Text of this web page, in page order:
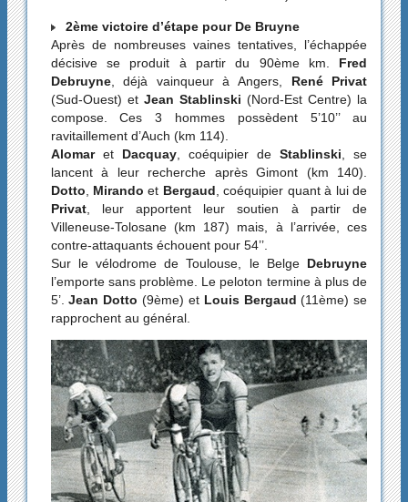
2ème victoire d’étape pour De Bruyne
Après de nombreuses vaines tentatives, l’échappée
décisive se produit à partir du 90ème km. Fred
Debruyne, déjà vainqueur à Angers,
René Privat
(Sud-Ouest) et Jean Stablinski (Nord-Est Centre) la
compose. Ces 3 hommes possèdent 5’10’’ au
ravitaillement d’Auch (km 114).
Alomaret Dacquay, coéquipier deStablinski , se
lancent à leur recherche après Gimont (km 140).
Dotto
Mirando et Bergaud , coéquipier quant à lui de
Privat, leur apportent leur soutien à partir de
Villeneuse-Tolosane (km 187) mais, à l’arrivée, ces
contre-attaquants échouent pour 54’’.
Sur le vélodrome de Toulouse, le Belge Debruyne
l’emporte sans problème. Le peloton termine à plus de
5’.Jean Dotto (9ème) etLouis Bergaud (11ème) se
rapprochent au général.